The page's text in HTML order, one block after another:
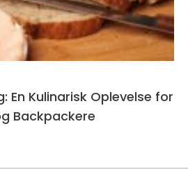
En Kulinarisk Oplevelse for
Backpackere